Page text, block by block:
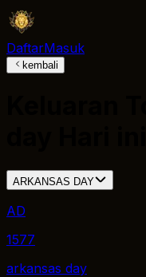
DaftarMasuk
kembali
ARKANSAS DAY
AD
1577
arkansas day